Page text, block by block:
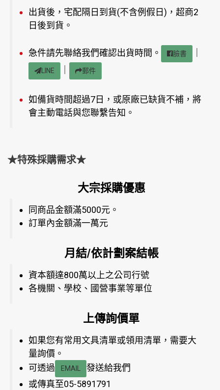
出貨後，宅配隔日到貨(不含例假日)，超商2
日後到貨。
急件請先聯絡我們確認出貨時間。 臉書
LINE 郵件
如備貨時間超過7日，或原廠已缺貨不補，將
會主動電話與您聯繫告知。
★特殊採購需求★
大宗採購優惠
同商品金額滿5000元。
訂單內金額滿一萬元
月結/依計劃案結帳
資本額達800萬以上之公司行號
各機關、學校、國營事業等單位
上傳詢價單
如果您有常用文具清單或領用清單，需要大
量詢價。
可透過
EMAIL
發送給我們
或傳真至05-5891791